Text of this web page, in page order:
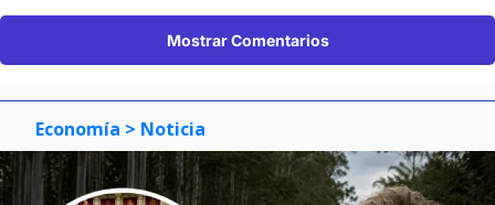
Mostrar Comentarios
Economía > Noticia